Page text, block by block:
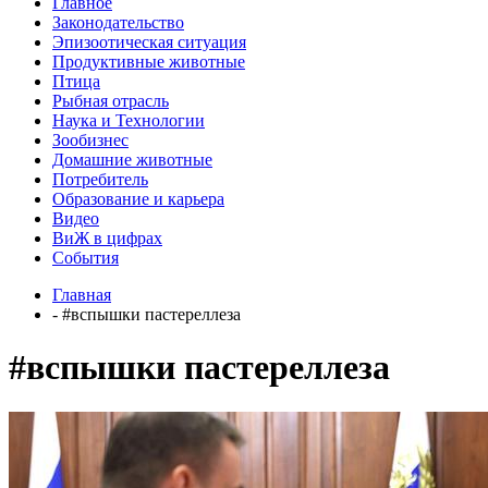
Законодательство
Эпизоотическая ситуация
Продуктивные животные
Птица
Рыбная отрасль
Наука и Технологии
Зообизнес
Домашние животные
Потребитель
Образование и карьера
Видео
ВиЖ в цифрах
События
Главная
- #вспышки пастереллеза
#вспышки пастереллеза